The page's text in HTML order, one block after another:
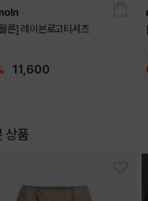
른] 레이븐로고티셔츠
11,600
상품